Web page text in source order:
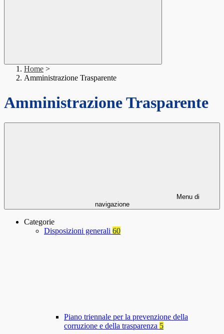
Home >
Amministrazione Trasparente
Amministrazione Trasparente
Menu di
navigazione
Categorie
Disposizioni generali 60
Piano triennale per la prevenzione della
corruzione e della trasparenza 5